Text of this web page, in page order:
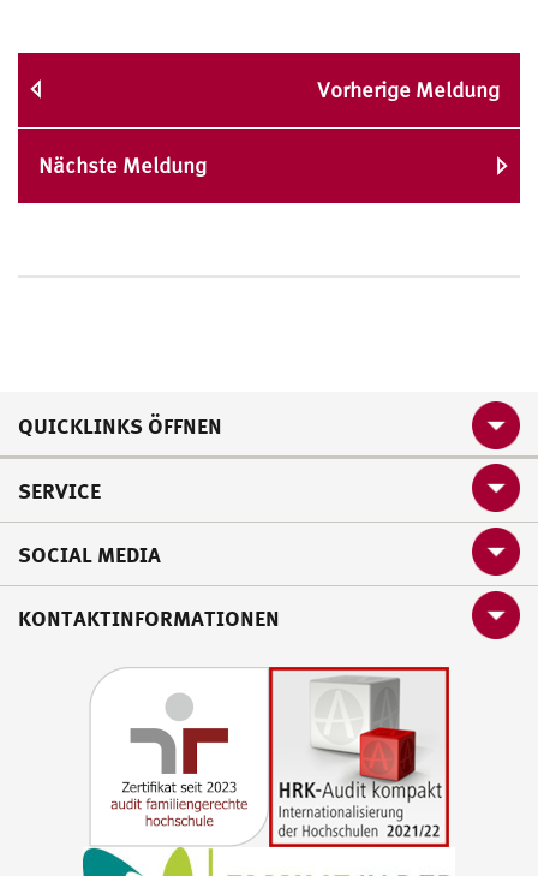
Vorherige Meldung
Nächste Meldung
QUICKLINKS ÖFFNEN
SERVICE
SOCIAL MEDIA
KONTAKTINFORMATIONEN